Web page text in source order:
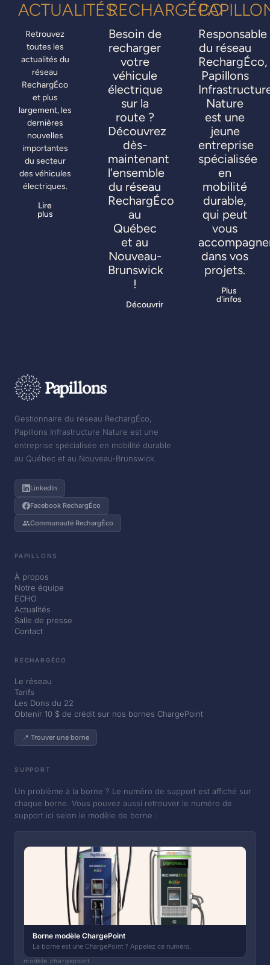
ACTUALITÉS
Retrouvez
toutes les
actualités du
réseau
RechargÉco
et plus
largement, les
dernières
nouvelles
importantes
du secteur
des véhicules
électriques.
Lire
plus
RECHARGÉCO
Besoin de
recharger
votre
véhicule
électrique
sur la
route ?
Découvrez
dès-
maintenant
l'ensemble
du réseau
RechargÉco
au
Québec
et au
Nouveau-
Brunswick
!
Découvrir
Responsable
du réseau
RechargÉco,
Papillons
Nature
est une
jeune
entreprise
spécialisée
en
mobilité
durable,
qui peut
vous
dans vos
projets.
Plus
d'infos
Gestionnaire du réseau RechargÉco,
Papillons Infrastructure Nature est une
entreprise spécialisée en mobilité durable
au Québec et au Nouveau-Brunswick.
LinkedIn
Facebook RechargÉco
Communauté RechargÉco
PAPILLONS
À propos
Notre équipe
ECHO
Actualités
Salle de presse
Contact
RECHARGÉCO
Le réseau
Tarifs
Les Dons du 22
Obtenir 10 $ de crédit sur nos bornes ChargePoint
📍 Trouver une borne
SUPPORT
Un problème à la borne ? Le numéro de support est affiché sur
chaque borne. Vous pouvez aussi retrouver le numéro de
support ici selon le modèle de borne :
Borne modèle ChargePoint
La borne est une ChargePoint ? Appelez ce numéro.
modèle chargepoint